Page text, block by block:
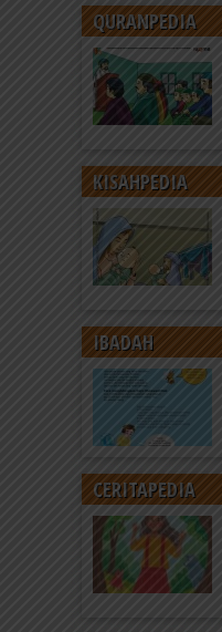
QURANPEDIA
KISAHPEDIA
IBADAH
CERITAPEDIA